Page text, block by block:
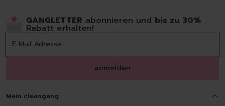
GANGLETTER abonnieren und bis zu 30%
Rabatt erhalten!
anmelden
Mein cleangang